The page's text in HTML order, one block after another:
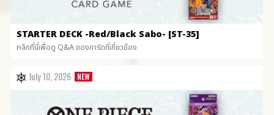
STARTER DECK -Red/Black Sabo- [ST-35]
คลิกที่นี่เพื่อดู Q&A ของการ์ดที่เกี่ยวข้อง
July 10, 2026